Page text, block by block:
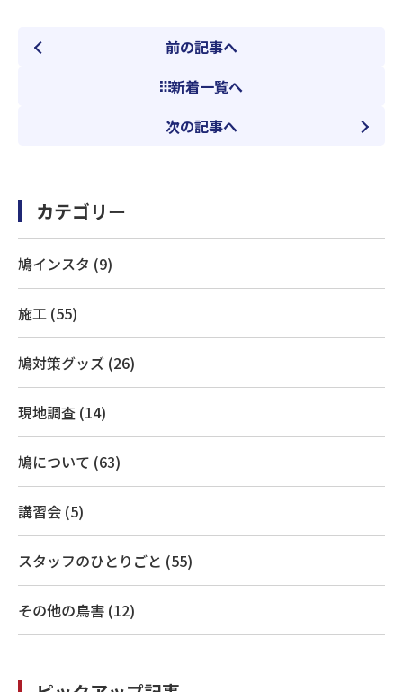
前の記事へ
新着一覧へ
次の記事へ
カテゴリー
鳩インスタ (9)
施工 (55)
鳩対策グッズ (26)
現地調査 (14)
鳩について (63)
講習会 (5)
スタッフのひとりごと (55)
その他の鳥害 (12)